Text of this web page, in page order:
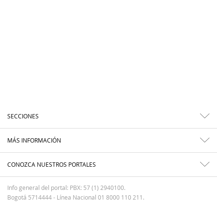
SECCIONES
MÁS INFORMACIÓN
CONOZCA NUESTROS PORTALES
Info general del portal: PBX: 57 (1) 2940100.
Bogotá 5714444 - Línea Nacional 01 8000 110 211.